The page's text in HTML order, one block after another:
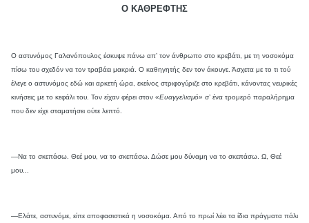
Ο ΚΑΘΡΕΦΤΗΣ
Ο αστυνόμος Γαλανόπουλος έσκυψε πάνω απ’ τον άνθρωπο στο κρεβάτι, με τη νοσοκόμα
πίσω του σχεδόν να τον τραβάει μακριά. Ο καθηγητής δεν τον άκουγε. Άσχετα με το τι τού
έλεγε ο αστυνόμος εδώ και αρκετή ώρα, εκείνος στριφογύριζε στο κρεβάτι, κάνοντας νευρικές
κινήσεις με το κεφάλι του. Τον είχαν φέρει στον «Ευαγγελισμό» σ’ ένα τρομερό παραλήρημα
που δεν είχε σταματήσει ούτε λεπτό.
—Να το σκεπάσω. Θεέ μου, να το σκεπάσω. Δώσε μου δύναμη να το σκεπάσω. Ω, Θεέ
μου...
—Ελάτε, αστυνόμε, είπε αποφασιστικά η νοσοκόμα. Από το πρωί λέει τα ίδια πράγματα πάλι